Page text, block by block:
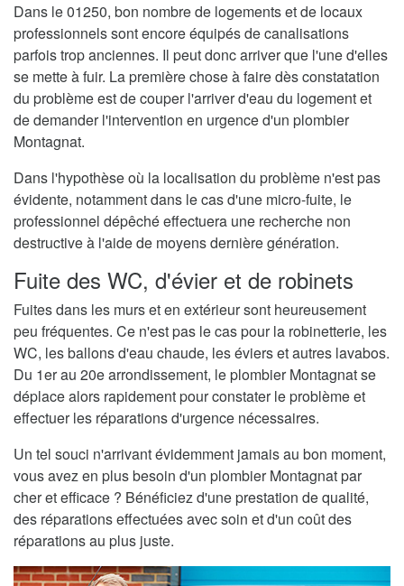
Dans le 01250, bon nombre de logements et de locaux
professionnels sont encore équipés de canalisations
parfois trop anciennes. Il peut donc arriver que l'une d'elles
se mette à fuir. La première chose à faire dès constatation
du problème est de couper l'arriver d'eau du logement et
de demander l'intervention en urgence d'un plombier
Montagnat.
Dans l'hypothèse où la localisation du problème n'est pas
évidente, notamment dans le cas d'une micro-fuite, le
professionnel dépêché effectuera une recherche non
destructive à l'aide de moyens dernière génération.
Fuite des WC, d'évier et de robinets
Fuites dans les murs et en extérieur sont heureusement
peu fréquentes. Ce n'est pas le cas pour la robinetterie, les
WC, les ballons d'eau chaude, les éviers et autres lavabos.
Du 1er au 20e arrondissement, le plombier Montagnat se
déplace alors rapidement pour constater le problème et
effectuer les réparations d'urgence nécessaires.
Un tel souci n'arrivant évidemment jamais au bon moment,
vous avez en plus besoin d'un plombier Montagnat par
cher et efficace ? Bénéficiez d'une prestation de qualité,
des réparations effectuées avec soin et d'un coût des
réparations au plus juste.